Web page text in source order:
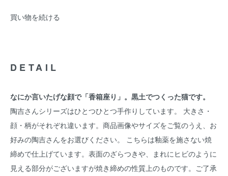
買い物を続ける
DETAIL
なにか言いたげな顔で「香箱座り」。黒土でつくった猫です。
陶吉さんシリーズはひとつひとつ手作りしています。 大きさ・
顔・柄がそれぞれ違います。商品画像やサイズをご覧のうえ、お
好みの陶吉さんをお選びください。 こちらは釉薬を施さない焼
締めで仕上げています。表面のざらつきや、まれにヒビのように
見える部分がございますが焼き締めの性質上のものです。ご了承